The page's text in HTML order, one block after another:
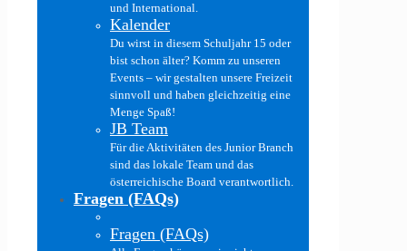
und International.
Kalender
Du wirst in diesem Schuljahr 15 oder
bist schon älter? Komm zu unseren
Events – wir gestalten unsere Freizeit
sinnvoll und haben gleichzeitig eine
Menge Spaß!
JB Team
Für die Aktivitäten des Junior Branch
sind das lokale Team und das
österreichische Board verantwortlich.
Fragen (FAQs)
Fragen (FAQs)